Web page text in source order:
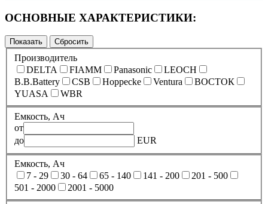
ОСНОВНЫЕ ХАРАКТЕРИСТИКИ:
Производитель
DELTA
FIAMM Panasonic
LEOCH
B.B.Battery
CSB Hoppecke Ventura
ВОСТОК
YUASA
WBR
Емкость, Ач
от
до
EUR
Емкость, Ач
7 - 29
30 - 64 65 - 140 141 - 200
201 - 500
501 - 2000
2001 - 5000